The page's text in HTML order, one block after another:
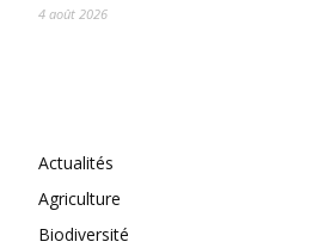
4 août 2026
Actualités
Agriculture
Biodiversité